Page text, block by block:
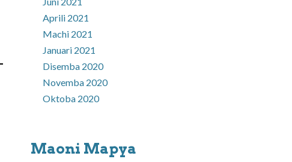
Aprili 2021
Machi 2021
Januari 2021
Disemba 2020
Novemba 2020
Oktoba 2020
Maoni Mapya